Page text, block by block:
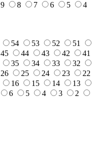
9 8 7 6 5
4
54 53 52
51
45 44 43 42
41
35 34 33
32
26 25 24 23
22
16 15 14
13
6 5 4 3
2